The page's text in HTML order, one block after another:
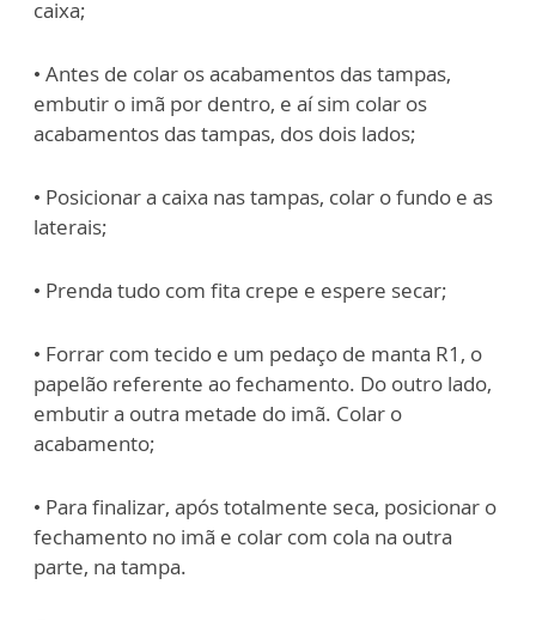
caixa;
• Antes de colar os acabamentos das tampas,
embutir o imã por dentro, e aí sim colar os
acabamentos das tampas, dos dois lados;
• Posicionar a caixa nas tampas, colar o fundo e as
laterais;
• Prenda tudo com fita crepe e espere secar;
• Forrar com tecido e um pedaço de manta R1, o
papelão referente ao fechamento. Do outro lado,
embutir a outra metade do imã. Colar o
acabamento;
• Para finalizar, após totalmente seca, posicionar o
fechamento no imã e colar com cola na outra
parte, na tampa.